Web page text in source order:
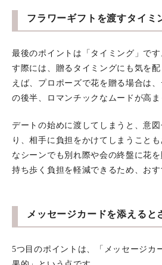
フラワーギフトを渡すタイミ
最後のポイントは「タイミング」で
す際には、贈るタイミングにも気を
えば、プロポーズで花を贈る場合は
の後半、ロマンチックなムードが高ま
デートの始めに渡してしまうと、意
り、相手に負担をかけてしまうこと
なシーンでも別れ際や会の終盤に花
持ち歩く負担を軽減できるため、おす
メッセージカードを添えると
5つ目のポイントは、「メッセージカ